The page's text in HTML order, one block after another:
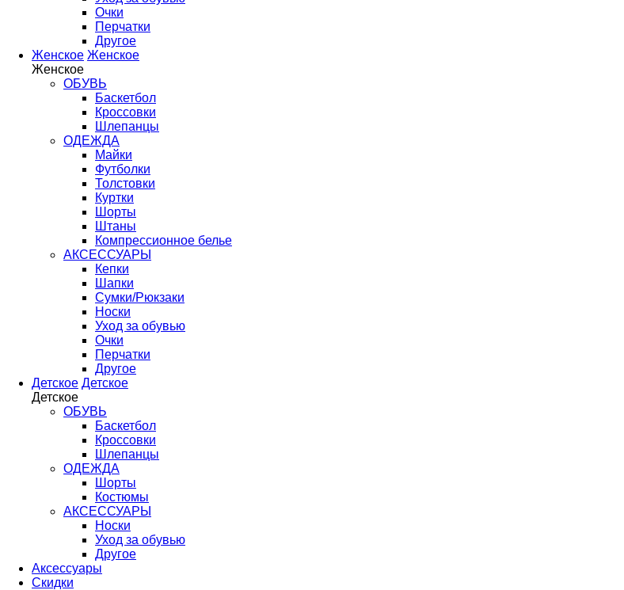
Очки
Перчатки
Другое
Женское Женское
Женское
ОБУВЬ
Баскетбол
Кроссовки
Шлепанцы
ОДЕЖДА
Майки
Футболки
Толстовки
Куртки
Шорты
Штаны
Компрессионное белье
АКСЕССУАРЫ
Кепки
Шапки
Сумки/Рюкзаки
Носки
Уход за обувью
Очки
Перчатки
Другое
Детское Детское
Детское
ОБУВЬ
Баскетбол
Кроссовки
Шлепанцы
ОДЕЖДА
Шорты
Костюмы
АКСЕССУАРЫ
Носки
Уход за обувью
Другое
Аксессуары
Скидки